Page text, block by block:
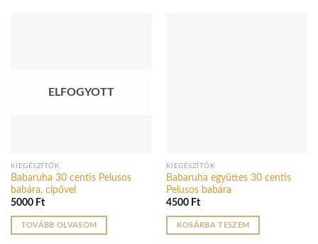
ELFOGYOTT
KIEGÉSZÍTŐK
Babaruha 30 centis Pelusos
babára, cipővel
5000 Ft
TOVÁBB OLVASOM
KIEGÉSZÍTŐK
Babaruha együttes 30 centis
Pelusos babára
4500 Ft
KOSÁRBA TESZEM